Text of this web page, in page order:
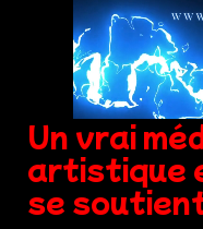
Un vrai
artistique
se